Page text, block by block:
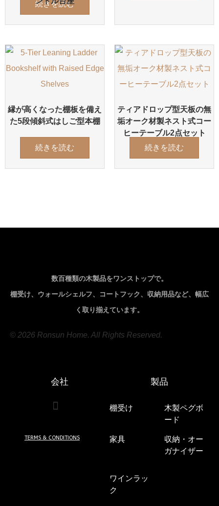
続きを読む
縁が高くなった棚板を備え
た5段傾斜式はしご型本棚
続きを読む
ティアドロップ型天板の無
垢オーク材製ネスト式コー
ヒーテーブル2点セット
続きを読む
数百種類の木製品をワンストップで。
棚受け、ウォールシェルフ、コートフック、収納用品など、幅広
く取り揃えています。
© 2026 Ronsun Home. All Rights Reserved.
会社
TERMS & CONDITIONS
製品
棚受け
木製ペグボ
ード
家具
収納・オー
ガナイザー
ワインラッ
ク